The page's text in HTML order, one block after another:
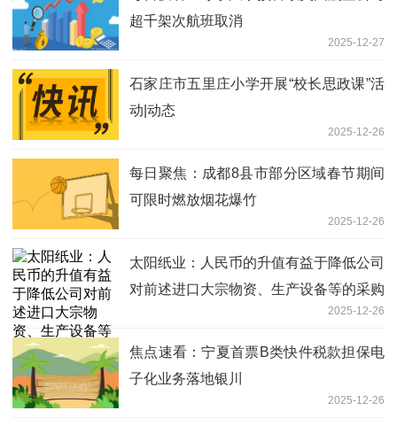
超千架次航班取消
2025-12-27
石家庄市五里庄小学开展“校长思政课”活
动|动态
2025-12-26
每日聚焦：成都8县市部分区域春节期间
可限时燃放烟花爆竹
2025-12-26
太阳纸业：人民币的升值有益于降低公司
对前述进口大宗物资、生产设备等的采购
2025-12-26
焦点速看：宁夏首票B类快件税款担保电
子化业务落地银川
2025-12-26